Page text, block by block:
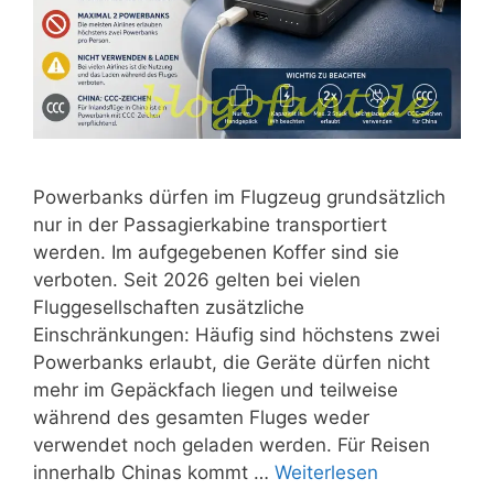
Powerbanks dürfen im Flugzeug grundsätzlich
nur in der Passagierkabine transportiert
werden. Im aufgegebenen Koffer sind sie
verboten. Seit 2026 gelten bei vielen
Fluggesellschaften zusätzliche
Einschränkungen: Häufig sind höchstens zwei
Powerbanks erlaubt, die Geräte dürfen nicht
mehr im Gepäckfach liegen und teilweise
während des gesamten Fluges weder
verwendet noch geladen werden. Für Reisen
innerhalb Chinas kommt … Weiterlesen